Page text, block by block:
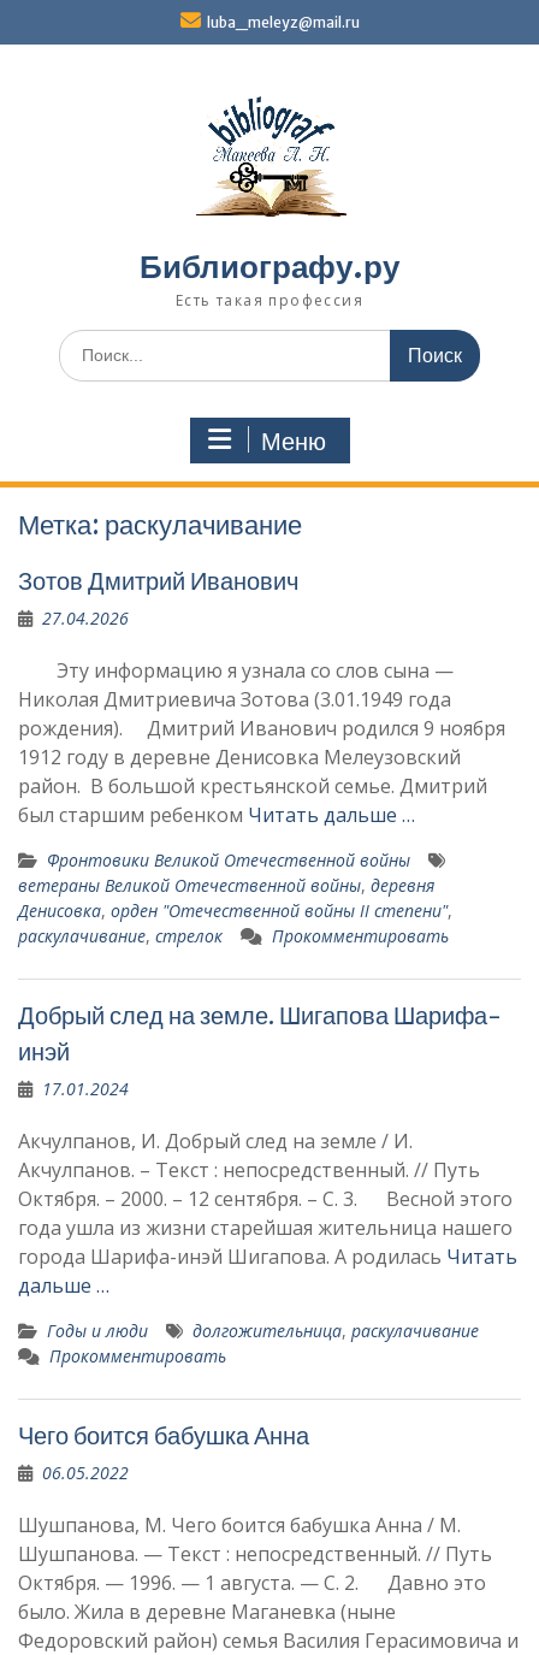
luba_meleyz@mail.ru
Библиографу.ру
Есть такая профессия
Поиск
по:
Меню
Метка: раскулачивание
Зотов Дмитрий Иванович
27.04.2026
Эту информацию я узнала со слов сына —
Николая Дмитриевича Зотова (3.01.1949 года
рождения). Дмитрий Иванович родился 9 ноября
1912 году в деревне Денисовка Мелеузовский
район. В большой крестьянской семье. Дмитрий
был старшим ребенком Читать дальше …
Фронтовики Великой Отечественной войны
ветераны Великой Отечественной войны, деревня
Денисовка, орден "Отечественной войны II степени",
раскулачивание, стрелок Прокомментировать
Добрый след на земле. Шигапова Шарифа-
инэй
17.01.2024
Акчулпанов, И. Добрый след на земле / И.
Акчулпанов. – Текст : непосредственный. // Путь
Октября. – 2000. – 12 сентября. – С. 3. Весной этого
года ушла из жизни старейшая житель­ница нашего
города Шарифа-инэй Шигапова. А родилась Читать
дальше …
Годы и люди долгожительница, раскулачивание
Прокомментировать
Чего боится бабушка Анна
06.05.2022
Шушпанова, М. Чего боится бабушка Анна / М.
Шушпанова. — Текст : непосредственный. // Путь
Октября. — 1996. — 1 августа. — С. 2. Давно это
было. Жила в деревне Маганевка (ныне
Федоровский район) семья Василия Герасимовича и